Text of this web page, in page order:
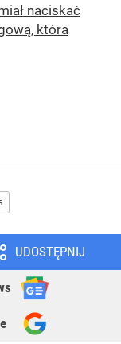
naciskać
która
UDOSTĘPNIJ